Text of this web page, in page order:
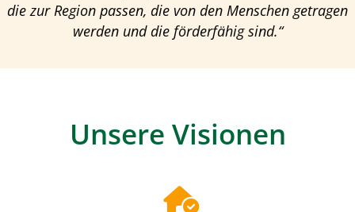
die zur Region passen, die von den Menschen getragen
werden und die förderfähig sind.“
Unsere Visionen